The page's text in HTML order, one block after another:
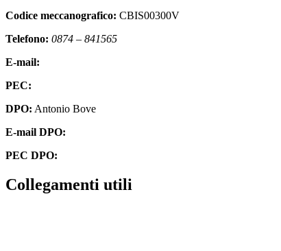
Codice meccanografico: CBIS00300V
Telefono: 0874 – 841565
E-mail:
PEC:
DPO: Antonio Bove
E-mail DPO:
PEC DPO:
Collegamenti utili